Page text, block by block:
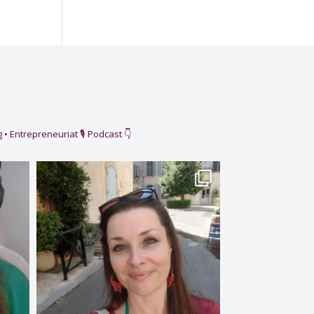
• Entrepreneuriat🎙️ Podcast 👇